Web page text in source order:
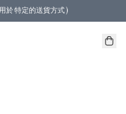
於 特定的送貨方式 )